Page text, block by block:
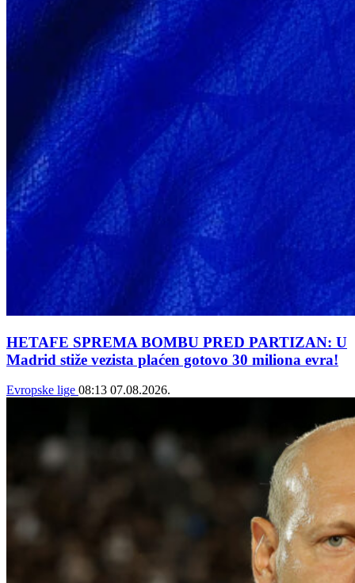
HETAFE SPREMA BOMBU PRED PARTIZAN: U
Madrid stiže vezista plaćen gotovo 30 miliona evra!
Evropske lige 08:13 07.08.2026.